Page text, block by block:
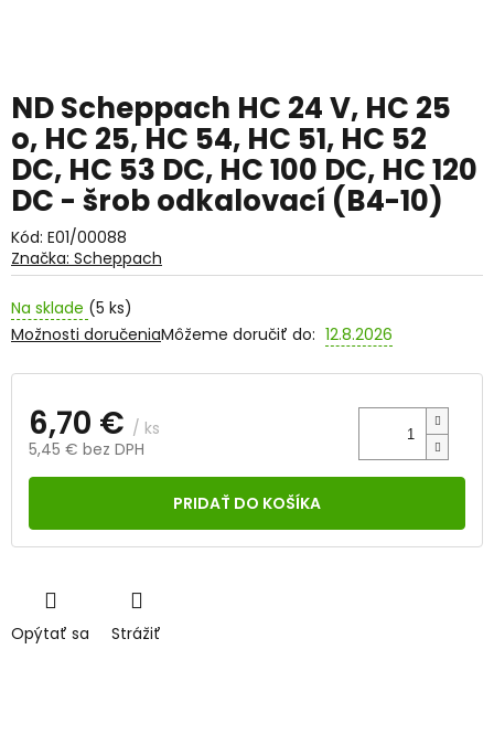
ND Scheppach HC 24 V, HC 25
o, HC 25, HC 54, HC 51, HC 52
DC, HC 53 DC, HC 100 DC, HC 120
DC - šrob odkalovací (B4-10)
Kód: E01/00088
Na sklade (5 ks)
Môžeme doručiť do: 12.8.2026
Možnosti doručenia
6,70 € / ks
5,45 € bez DPH
Jednotková
PRIDAŤ DO KOŠÍKA
Opýtať sa Strážiť
Značka: Scheppach